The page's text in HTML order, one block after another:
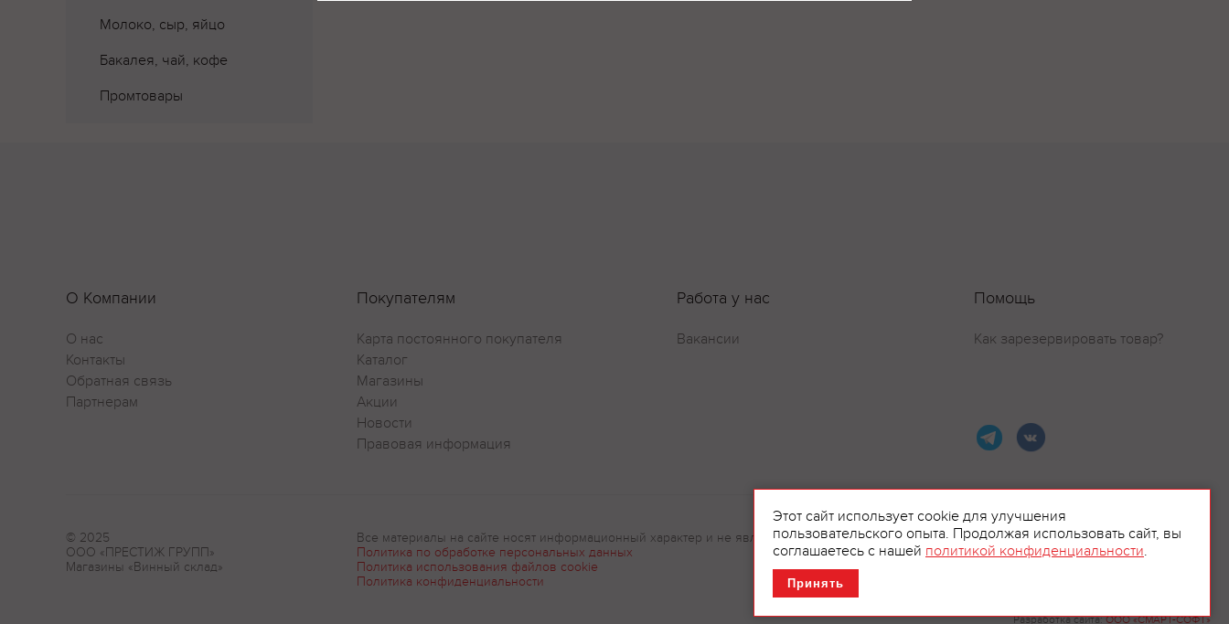
Молоко, сыр, яйцо
Бакалея, чай, кофе
Промтовары
Оставить отзыв
Разработка сайта:ООО «СМАРТ-СОФТ»
О Компании
О нас
Контакты
Обратная связь
Партнерам
Покупателям
Карта постоянного покупателя
Каталог
Магазины
Акции
Новости
Правовая информация
Работа у нас
Вакансии
Помощь
Как зарезервировать товар?
© 2025
ООО «ПРЕСТИЖ ГРУПП»
Магазины «Винный склад»
Все материалы на сайте носят информационный характер и не являются рекламой.
Политика по обработке персональных данных
Политика использования файлов cookie
Политика конфиденциальности
Этот сайт использует cookie для улучшения
пользовательского опыта. Продолжая использовать сайт, вы
соглашаетесь с нашей политикой конфиденциальности.
Принять